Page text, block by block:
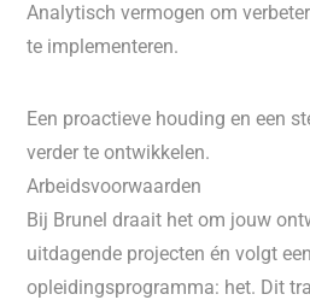
Analytisch vermogen om
te implementeren.
Een proactieve houding en een
verder te ontwikkelen.
Arbeidsvoorwaarden
Bij Brunel draait het om jouw
uitdagende projecten én volgt
opleidingsprogramma: het. Dit